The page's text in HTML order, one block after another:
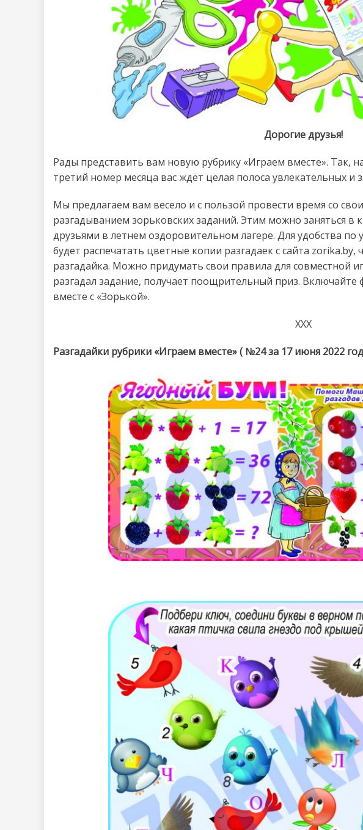
Дорогие друзья!
Рады представить вам новую рубрику «Играем вместе». Так,
третий номер месяца вас ждёт целая полоса увлекательных и
Мы предлагаем вам весело и с пользой провести время со
разгадыванием зорьковских заданий. Этим можно заняться в
друзьями в летнем оздоровительном лагере. Для удобства по
будет распечатать цветные копии разгадаек с сайта zorika.by,
разгадайка. Можно придумать свои правила для совместной
разгадал задание, получает поощрительный приз. Включайте
вместе с «Зорькой».
ХХХ
Разгадайки рубрики «Играем вместе» ( №24 за 17 июня 2022